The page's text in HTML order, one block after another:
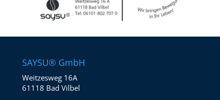
SAYSU® GmbH
Weitzesweg 16A
61118 Bad Vilbel